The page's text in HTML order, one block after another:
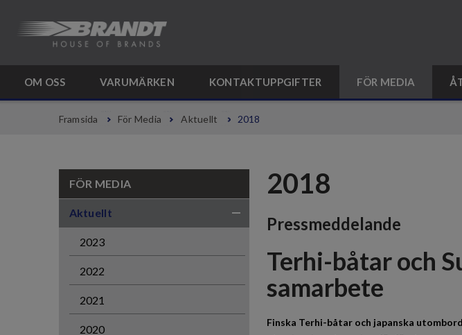
OM OSS VARUMÄRKEN KONTAKTUPPGIFTER FÖR MEDIA
Framsida För Media Aktuellt 2018
2018
Pressmeddelande
Terhi-båtar och
samarbete
Finska Terhi-båtar och japanska
FÖR MEDIA
Aktuellt
2023
2022
2021
2020